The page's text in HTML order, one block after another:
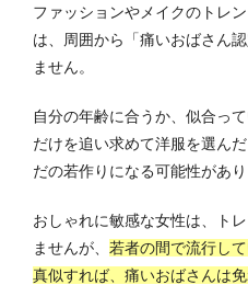
ファッションやメイクのトレ
は、周囲から「痛いおばさん
ません。
自分の年齢に合うか、似合っ
だけを追い求めて洋服を選ん
だの若作りになる可能性があり
おしゃれに敏感な女性は、ト
ませんが、 若者の間で流行し
真似すれば、痛いおばさんは